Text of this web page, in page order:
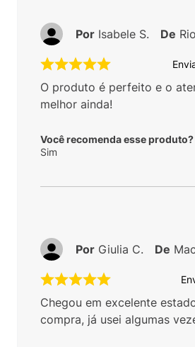
O produto é perfeito e o
melhor ainda!
Você recomenda esse produto?
Sim
Por Isabele S. De
Chegou em excelente
compra, já usei algumas
Por Giulia C. De